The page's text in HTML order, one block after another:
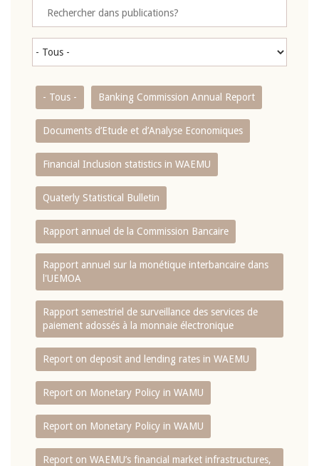
- Tous - Banking Commission Annual Report
Documents d’Etude et d’Analyse Economiques
Financial Inclusion statistics in WAEMU
Quaterly Statistical Bulletin
Rapport annuel de la Commission Bancaire
Rapport annuel sur la monétique interbancaire dans
l'UEMOA
Rapport semestriel de surveillance des services de
paiement adossés à la monnaie électronique
Report on deposit and lending rates in WAEMU
Report on Monetary Policy in WAMU
Report on Monetary Policy in WAMU
Report on WAEMU’s financial market infrastructures,